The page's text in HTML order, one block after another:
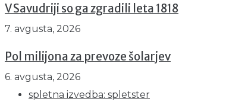
V Savudriji so ga zgradili leta 1818
7. avgusta, 2026
Pol milijona za prevoze šolarjev
6. avgusta, 2026
spletna izvedba: spletster